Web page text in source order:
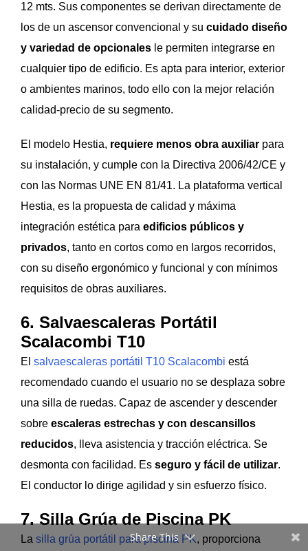
12 mts. Sus componentes se derivan directamente de
los de un ascensor convencional y su cuidado diseño
y variedad de opcionales le permiten integrarse en
cualquier tipo de edificio. Es apta para interior, exterior
o ambientes marinos, todo ello con la mejor relación
calidad-precio de su segmento.
El modelo Hestia, requiere menos obra auxiliar para
su instalación, y cumple con la Directiva 2006/42/CE y
con las Normas UNE EN 81/41. La plataforma vertical
Hestia, es la propuesta de calidad y máxima
integración estética para edificios públicos y
privados, tanto en cortos como en largos recorridos,
con su diseño ergonómico y funcional y con mínimos
requisitos de obras auxiliares.
6. Salvaescaleras Portátil
Scalacombi T10
El salvaescaleras portátil T10 Scalacombi está
recomendado cuando el usuario no se desplaza sobre
una silla de ruedas. Capaz de ascender y descender
sobre escaleras estrechas y con descansillos
reducidos, lleva asistencia y tracción eléctrica. Se
desmonta con facilidad. Es seguro y fácil de utilizar.
El conductor lo dirige agilidad y sin esfuerzo físico.
7. Silla Grúa de Piscina PK
La silla grúa portátil para piscina PK, proporciona
Share This